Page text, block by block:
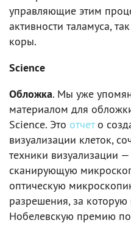
управляющие этим
активности таламуса,
коры.
Science
Обложка. Мы уже
материалом для
Science. Это отчето
визуализации клеток,
техники визуализации
сканирующую
оптическую
разрешения, за
Нобелевскую премию